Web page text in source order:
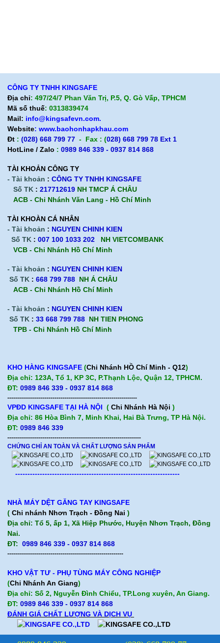
CÔNG TY TNHH KINGSAFE
Địa chỉ: 497/24/7 Phan Văn Trị, P.5, Q. Gò Vấp, TPHCM
Mã số thuế: 0313839474
Mail: info@kingsafevn.com.
Website: www.baohonhapkhau.com
Đt : (028) 668 799 77 - Fax : (028) 668 799 78 Ext 1
HotLine / Zalo : 0989 846 339 - 0937 814 868
TÀI KHOẢN CÔNG TY
- Tài khoản : CÔNG TY TNHH KINGSAFE
Số TK : 217712619 NH TMCP Á CHÂU
ACB - Chi Nhánh Văn Lang - Hồ Chí Minh
TÀI KHOÀN CÁ NHÂN
- Tài khoản : NGUYEN CHINH KIEN
Số TK : 007 100 1033 202
NH VIETCOMBANK
VCB - Chi Nhánh Hồ Chí Minh
- Tài khoản : NGUYEN CHINH KIEN
Số TK : 668 799 788 NH Á CHÂU
ACB - Chi Nhánh Hồ Chí Minh
- Tài khoản : NGUYEN CHINH KIEN
Số TK : 33 668 799 788 NH TIEN PHONG
TPB - Chi Nhánh Hồ Chí Minh
KHO HÀNG KINGSAFE (Chi Nhánh HỒ Chí Minh - Q12)
Địa chỉ: 123A, Tổ 1, KP 3C, P.Thạnh Lộc, Quận 12, TPHCM.
ĐT: 0989 846 339 - 0937 814 868
------------------------------------------------------------------
VPĐD KINGSAFE TẠI HÀ NỘI ( Chi Nhánh Hà Nội )
Địa chỉ: 86 Hòa Bình 7, Minh Khai, Hai Bà Trưng, TP Hà Nội.
ĐT: 0989 846 339
--------------------------------------------------------------------
CHỨNG CHỈ AN TOÀN VÀ CHẤT LƯỢNG SẢN PHẨM
-------------------------------------------------------------------
NHÀ MÁY DỆT GĂNG TAY KINGSAFE
( Chi nhánh Nhơn Trạch - Đồng Nai )
Địa chỉ: Tổ 5, ấp 1, Xã Hiệp Phước, Huyện Nhơn Trạch, Đồng
Nai.
ĐT: 0989 846 339 - 0937 814 868
-----------------------------------------------------------
KHO VẬT TƯ - PHỤ TÙNG MÁY CÔNG NGHIỆP
(Chi Nhánh An Giang)
Địa chỉ: Số 2, Nguyễn Đình Chiểu, TP.Long xuyên, An Giang.
ĐT: 0989 846 339 - 0937 814 868
ĐÁNH GIÁ CHẤT LƯỢNG VÀ DỊCH VỤ